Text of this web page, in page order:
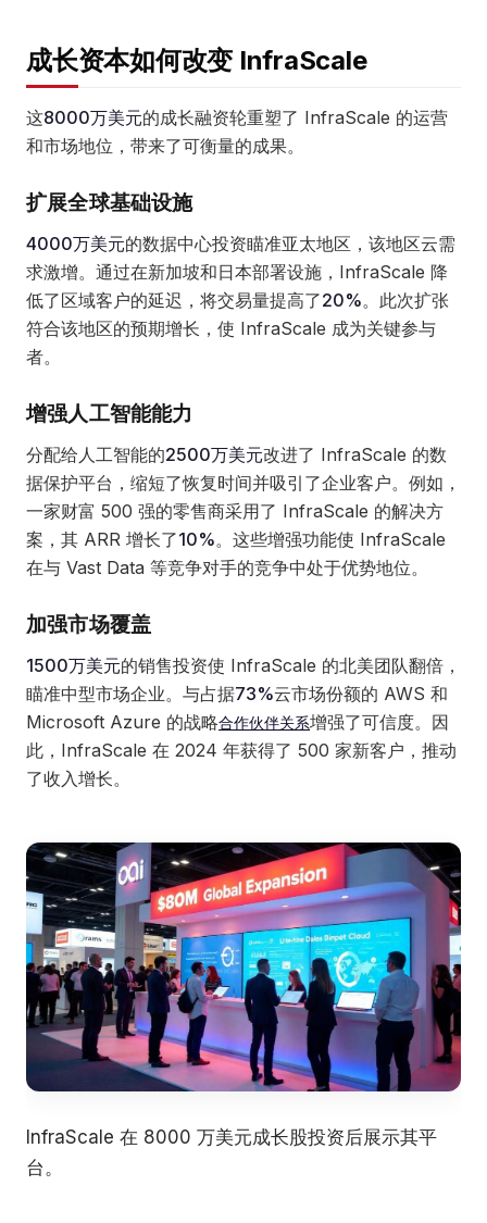
成长资本如何改变 InfraScale
这8000万美元的成长融资轮重塑了 InfraScale 的运营
和市场地位，带来了可衡量的成果。
扩展全球基础设施
4000万美元的数据中心投资瞄准亚太地区，该地区云需
求激增。通过在新加坡和日本部署设施，InfraScale 降
低了区域客户的延迟，将交易量提高了20%。此次扩张
符合该地区的预期增长，使 InfraScale 成为关键参与
者。
增强人工智能能力
分配给人工智能的2500万美元改进了 InfraScale 的数
据保护平台，缩短了恢复时间并吸引了企业客户。例如，
一家财富 500 强的零售商采用了 InfraScale 的解决方
案，其 ARR 增长了10%。这些增强功能使 InfraScale
在与 Vast Data 等竞争对手的竞争中处于优势地位。
加强市场覆盖
1500万美元的销售投资使 InfraScale 的北美团队翻倍，
瞄准中型市场企业。与占据73%云市场份额的 AWS 和
Microsoft Azure 的战略合作伙伴关系增强了可信度。因
此，InfraScale 在 2024 年获得了 500 家新客户，推动
了收入增长。
InfraScale 在 8000 万美元成长股投资后展示其平
台。